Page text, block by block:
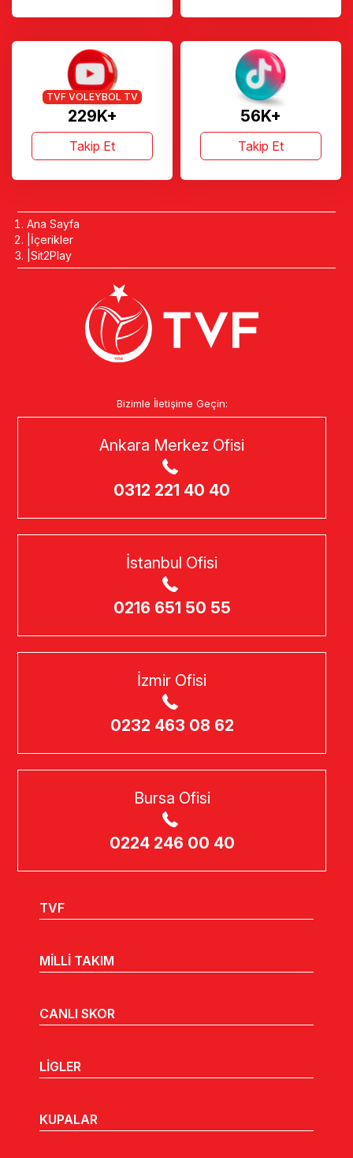
229K+
TVF VOLEYBOL TV
Takip Et
56K+
Takip Et
Ana Sayfa
İçerikler
Sit2Play
Bizimle İletişime Geçin:
Ankara Merkez Ofisi
0312 221 40 40
İstanbul Ofisi
0216 651 50 55
İzmir Ofisi
0232 463 08 62
Bursa Ofisi
0224 246 00 40
TVF
MİLLİ TAKIM
CANLI SKOR
LİGLER
KUPALAR